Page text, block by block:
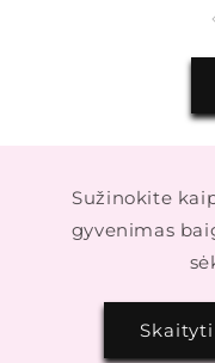
Sužinokite
gyvenimas